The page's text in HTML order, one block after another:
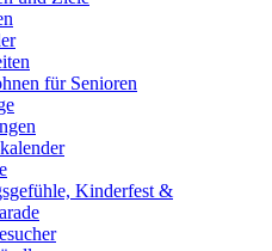
für Senioren
Kinderfest &